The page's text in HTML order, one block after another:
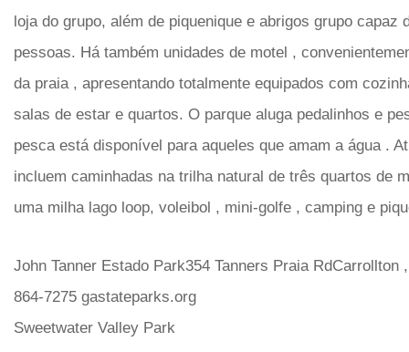
loja do grupo, além de piquenique e abrigos grupo capaz
pessoas. Há também unidades de motel ,
da praia , apresentando totalmente equipados com
salas de estar e quartos. O parque aluga pedalinhos e
pesca está disponível para aqueles que amam a água .
incluem caminhadas na trilha natural de três quartos de
uma milha lago loop, voleibol , mini-golfe , camping e
John Tanner Estado Park354 Tanners Praia RdCarrollton
864-7275 gastateparks.org
Sweetwater Valley Park